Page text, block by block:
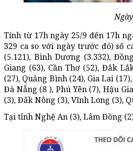
Tính từ 17h ngày 25/9 đến 17h
329 ca so với ngày trước đó) số
(5.121), Bình Dương (3.332),
Giang (63), Cần Thơ (52), Đắk
(27), Quảng Bình (24), Gia Lai
Đà Nẵng (8 ), Phú Yên (7), Hậu
(3), Đắk Nông (3), Vĩnh Long (3),
Tại tỉnh Nghệ An (3), Lâm Đồng